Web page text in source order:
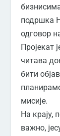
подршка
одговор
Пројекат
читава
бити
мисије.
На крају,
важно,